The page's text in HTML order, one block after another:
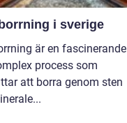
i sverige
är en fascinerande
process som
att borra genom sten